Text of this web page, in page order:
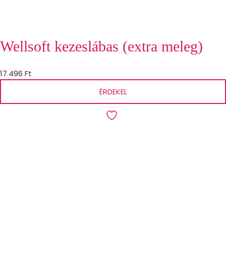
Wellsoft kezeslábas (extra meleg)
17.496 Ft
ÉRDEKEL